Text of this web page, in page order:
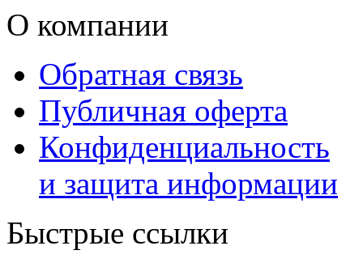
О компании
Обратная связь
Публичная оферта
Конфиденциальность
и защита информации
Быстрые ссылки